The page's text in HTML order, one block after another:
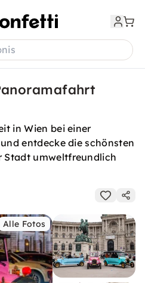
in Wien bei einer
entdecke die schönsten
Stadt umweltfreundlich
Alle Fotos